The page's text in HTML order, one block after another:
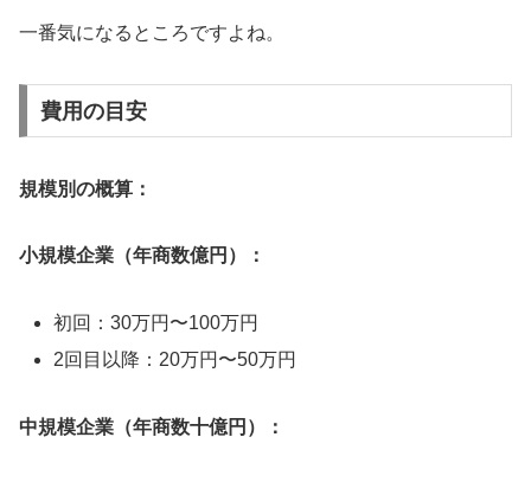
一番気になるところですよね。
費用の目安
規模別の概算：
小規模企業（年商数億円）：
初回：30万円〜100万円
2回目以降：20万円〜50万円
中規模企業（年商数十億円）：